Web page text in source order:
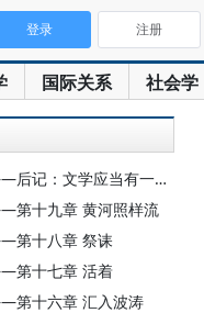
国际关系 社会学
登录 注册
学应当有一条哲学的通道
第十九章 黄河照样流
第十八章 祭诔
第十七章 活着
第十六章 汇入波涛